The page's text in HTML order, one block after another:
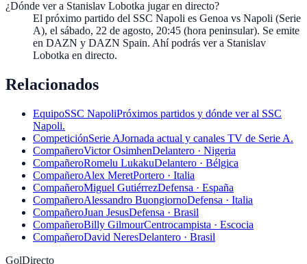
¿Dónde ver a Stanislav Lobotka jugar en directo?
El próximo partido del SSC Napoli es Genoa vs Napoli (Serie
A), el sábado, 22 de agosto, 20:45 (hora peninsular). Se emite
en DAZN y DAZN Spain. Ahí podrás ver a Stanislav
Lobotka en directo.
Relacionados
EquipoSSC NapoliPróximos partidos y dónde ver al SSC
Napoli.
CompeticiónSerie AJornada actual y canales TV de Serie A.
CompañeroVictor OsimhenDelantero · Nigeria
CompañeroRomelu LukakuDelantero · Bélgica
CompañeroAlex MeretPortero · Italia
CompañeroMiguel GutiérrezDefensa · España
CompañeroAlessandro BuongiornoDefensa · Italia
CompañeroJuan JesusDefensa · Brasil
CompañeroBilly GilmourCentrocampista · Escocia
CompañeroDavid NeresDelantero · Brasil
GolDirecto